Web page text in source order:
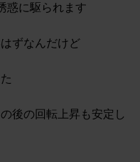
惑に駆られます
ずなんだけど
後の回転上昇も安定し